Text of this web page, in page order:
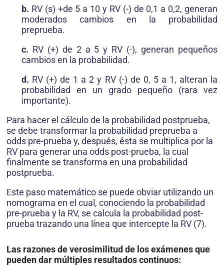
b. RV (s) +de 5 a 10 y RV (-) de 0,1 a 0,2, generan
moderados cambios en la probabilidad
preprueba.
c. RV (+) de 2 a 5 y RV (-), generan pequeños
cambios en la probabilidad.
d. RV (+) de 1 a 2 y RV (-) de 0, 5 a 1, alteran la
probabilidad en un grado pequeño (rara vez
importante).
Para hacer el cálculo de la probabilidad postprueba,
se debe transformar la probabilidad preprueba a
odds pre-prueba y, después, ésta se multiplica por la
RV para generar una odds post-prueba, la cual
finalmente se transforma en una probabilidad
postprueba.
Este paso matemático se puede obviar utilizando un
nomograma en el cual, conociendo la probabilidad
pre-prueba y la RV, se calcula la probabilidad post-
prueba trazando una línea que intercepte la RV (7).
Las razones de verosimilitud de los exámenes que
pueden dar múltiples resultados continuos: